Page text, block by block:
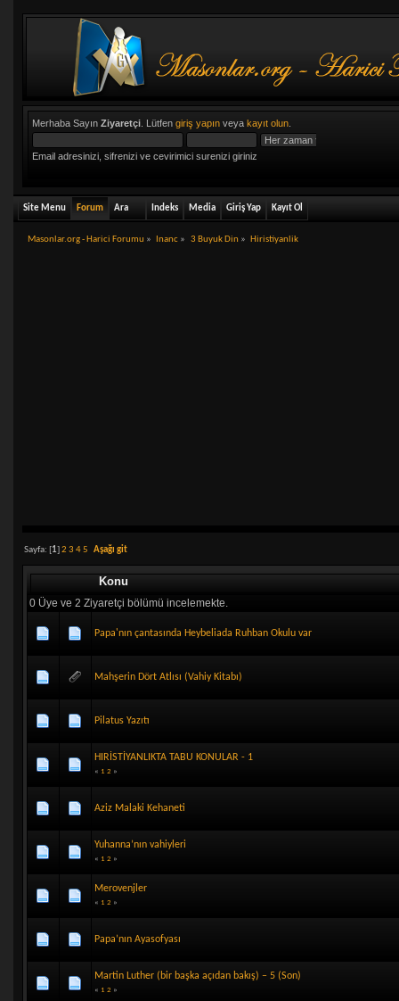
Merhaba Sayın Ziyaretçi. Lütfen giriş yapınveya kayıt olun.
Email adresinizi, sifrenizi ve cevirimici surenizi giriniz
Site Menu Forum Ara Indeks Media Giriş Yap Kayıt Ol
Masonlar.org - Harici Forumu » Inanc » 3 Buyuk Din» Hiristiyanlik
Sayfa: [1] 2 3 45 Aşağı git
Konu
0 Üye ve 2 Ziyaretçi bölümü incelemekte.
Papa'nın çantasında Heybeliada Ruhban Okulu var
Mahşerin Dört Atlısı (Vahiy Kitabı)
Pilatus Yazıtı
HIRİSTİYANLIKTA TABU KONULAR - 1
« 1 2 »
Aziz Malaki Kehaneti
Yuhanna’nın vahiyleri
« 1 2 »
Merovenjler
« 1 2 »
Papa’nın Ayasofyası
Martin Luther (bir başka açıdan bakış) – 5 (Son)
« 1 2 »